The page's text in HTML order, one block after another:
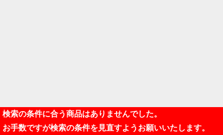
検索の条件に合う商品はありませんでした。
お手数ですが検索の条件を見直すようお願いいたします。